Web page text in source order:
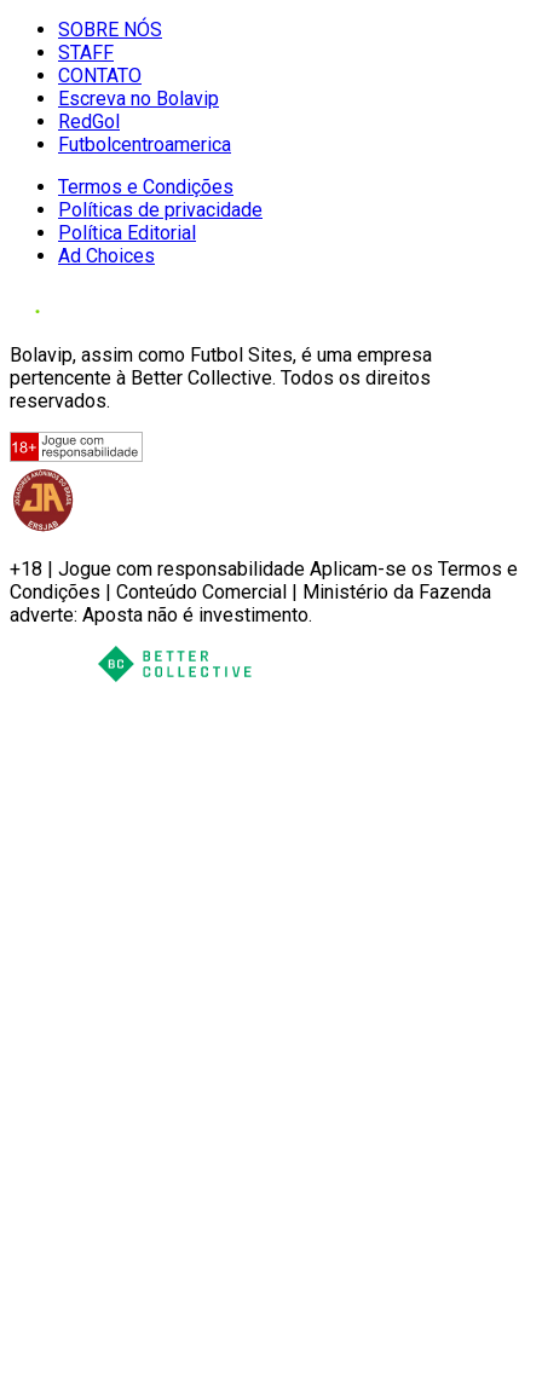
SOBRE NÓS
STAFF
CONTATO
Escreva no Bolavip
RedGol
Futbolcentroamerica
Termos e Condições
Políticas de privacidade
Política Editorial
Ad Choices
Bolavip, assim como Futbol Sites, é uma empresa
pertencente à Better Collective. Todos os direitos
reservados.
+18 | Jogue com responsabilidade Aplicam-se os Termos e
Condições | Conteúdo Comercial | Ministério da Fazenda
adverte: Aposta não é investimento.